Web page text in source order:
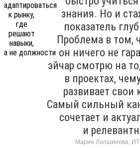
знания. Но и
показатель
Проблема в том,
он ничего не
эйчар смотрю на
в проектах,
развивает
Самый сильный
сочетает и
и
Мария Лапшинова,